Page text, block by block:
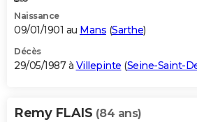
Naissance
09/01/1901 au Mans (Sarthe)
Décès
29/05/1987 à Villepinte (Seine-Saint-
Remy FLAIS (84 ans)